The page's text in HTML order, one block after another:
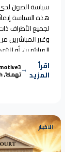
سياسة الصون
هذه السياسة
لجميع الأطراف
وغير المباشرين
المباشرين، أو
الموظفين وصولاً
اقرأ
المزيد
by
motive3 مايو، 2023
تهمك,
الاخبار